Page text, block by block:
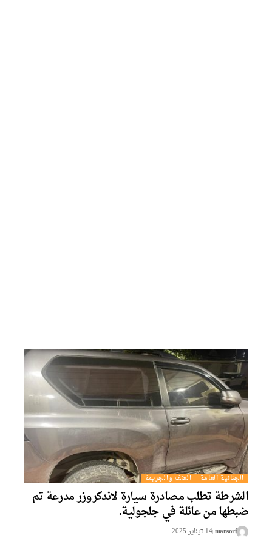
الجنائية العامة العنف والجريمة
الشرطة تطلب مصادرة سيارة لاندكروزر مدرعة تم
ضبطها من عائلة في جلجولية.
mansorf 14 בيناير 2025